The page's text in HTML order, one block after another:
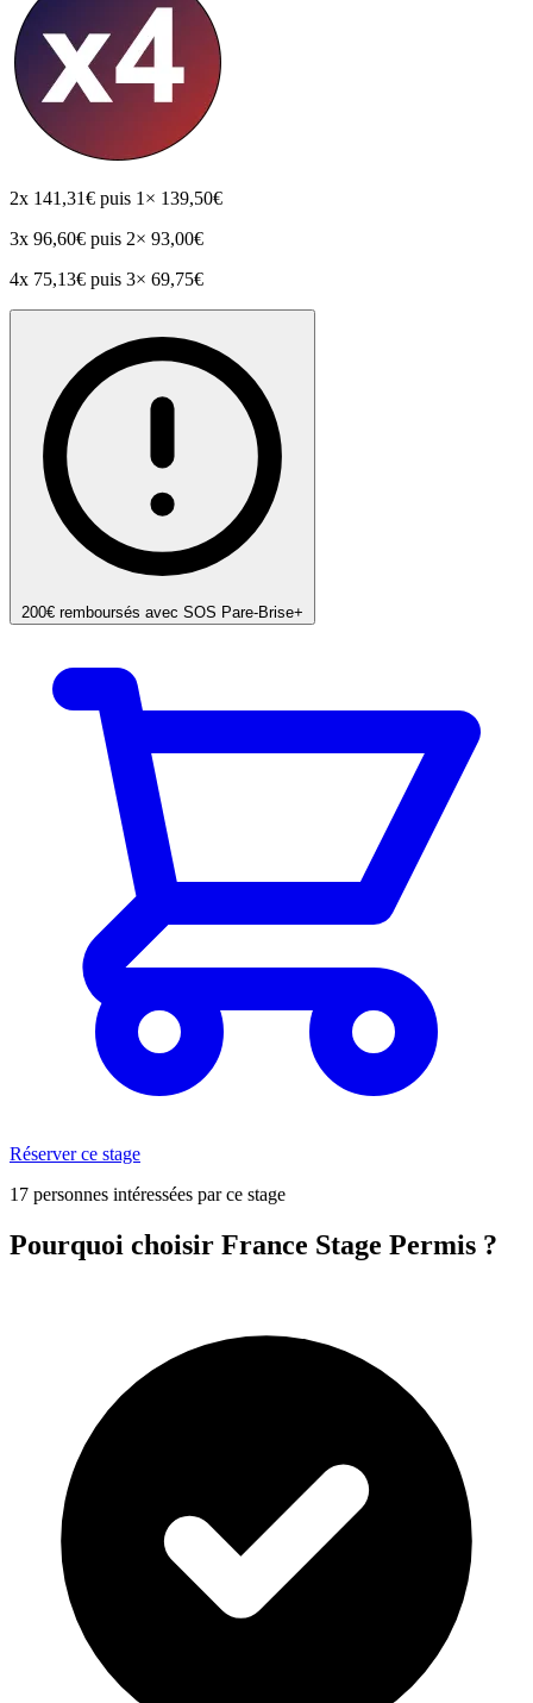
2x 141,31€ puis 1× 139,50€
3x 96,60€ puis 2× 93,00€
4x 75,13€ puis 3× 69,75€
200€ remboursés avec SOS Pare-Brise+
Réserver ce stage
17 personnes intéressées par ce stage
Pourquoi choisir France Stage Permis ?